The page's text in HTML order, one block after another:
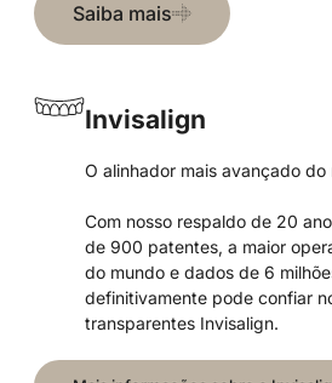
Saiba mais
Invisalign
O alinhador mais avançado do
Com nosso respaldo de 20
de 900 patentes, a maior
do mundo e dados de 6
definitivamente pode confiar
transparentes Invisalign.